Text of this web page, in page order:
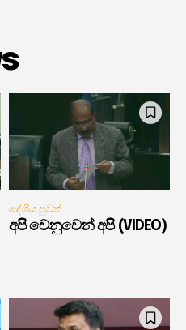
දේශීය පුවත්
අපි වෙනුවෙන් අපි (VIDEO)